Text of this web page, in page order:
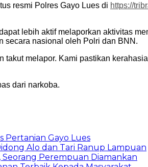
resmi Polres Gayo Lues di https://
lebih aktif melaporkan aktivitas
secara nasional oleh Polri dan BNN.
melapor. Kami pastikan
dari narkoba.
Pertanian Gayo Lues
Alo dan Tari Ranup Lampuan
Seorang Perempuan Diamankan